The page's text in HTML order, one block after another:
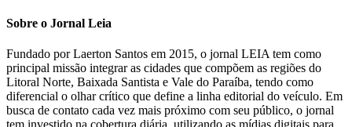
Sobre o Jornal Leia
Fundado por Laerton Santos em 2015, o jornal LEIA tem como
principal missão integrar as cidades que compõem as regiões do
Litoral Norte, Baixada Santista e Vale do Paraíba, tendo como
diferencial o olhar crítico que define a linha editorial do veículo. Em
busca de contato cada vez mais próximo com seu público, o jornal
tem investido na cobertura diária, utilizando as mídias digitais para